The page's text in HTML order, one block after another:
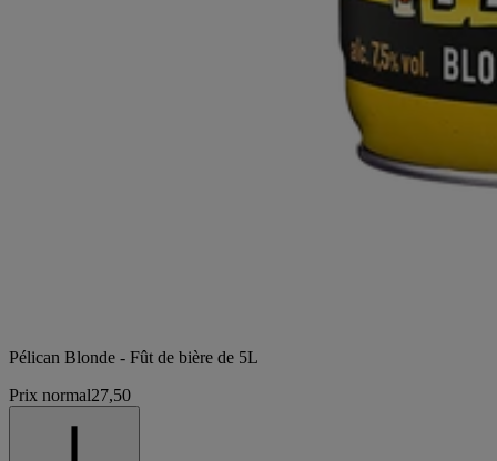
Pélican Blonde - Fût de bière de 5L
Prix normal27,50